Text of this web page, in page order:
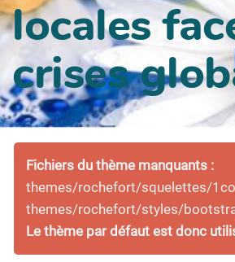
locales
crises
Fichiers du thème manquants :
themes/rochefort/squelettes/
themes/rochefort/styles/
Le thème par défaut est donc